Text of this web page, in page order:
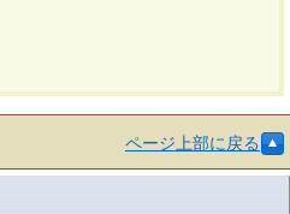
ページ上部に戻る